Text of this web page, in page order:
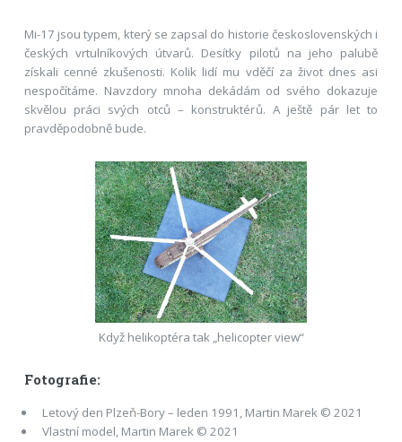
Mi-17 jsou typem, který se zapsal do historie československých i
českých vrtulníkových útvarů. Desítky pilotů na jeho palubě
získali cenné zkušenosti. Kolik lidí mu vděčí za život dnes asi
nespočítáme. Navzdory mnoha dekádám od svého dokazuje
skvělou práci svých otců – konstruktérů. A ještě pár let to
pravděpodobně bude.
Když helikoptéra tak „helicopter view“
Fotografie:
Letový den Plzeň-Bory – leden 1991, Martin Marek © 2021
Vlastní model, Martin Marek © 2021